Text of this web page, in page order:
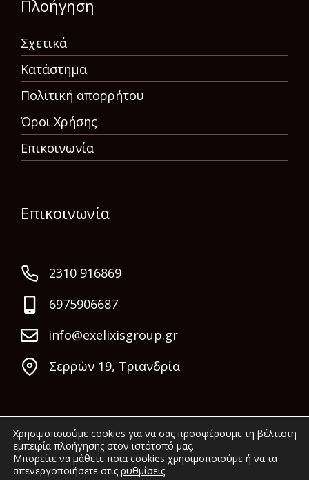
Πλοήγηση
Σχετικά
Κατάστημα
Πολιτική απορρήτου
Όροι Χρήσης
Επικοινωνία
Επικοινωνία
2310 916869
6975906687
info@exelixisgroup.gr
Σερρών 19, Τριανδρία
© 2022 Exelixis Group. All rights reserved.
Χρησιμοποιούμε cookies για να σας προσφέρουμε τη βέλτιστη
εμπειρία πλοήγησης στον ιστότοπό μας.
Μπορείτε να μάθετε ποια cookies χρησιμοποιούμε ή να τα
απενεργοποιήσετε στις ρυθμίσεις.